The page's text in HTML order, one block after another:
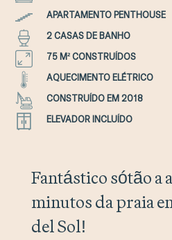
APARTAMENTO PENTHOUSE
2 CASAS DE BANHO
75 M² CONSTRUÍDOS
AQUECIMENTO ELÉTRICO
CONSTRUÍDO EM 2018
ELEVADOR INCLUÍDO
Fantástico sótão a
minutos da praia
del Sol!